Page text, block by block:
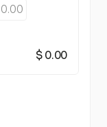
$ 0.00